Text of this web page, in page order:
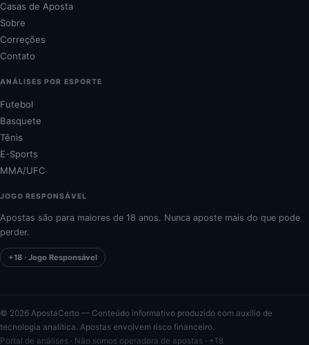
Casas de Aposta
Sobre
Correções
Contato
ANÁLISES POR ESPORTE
Futebol
Basquete
Tênis
E-Sports
MMA/UFC
JOGO RESPONSÁVEL
Apostas são para maiores de 18 anos. Nunca aposte mais do que pode
perder.
+18 · Jogo Responsável
© 2026 ApostaCerto — Conteúdo informativo produzido com auxílio de
tecnologia analítica. Apostas envolvem risco financeiro.
Portal de análises · Não somos operadora de apostas · +18